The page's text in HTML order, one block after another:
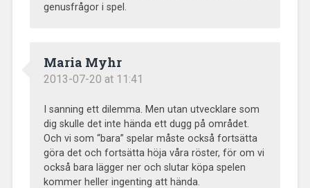
genusfrågor i spel.
Maria Myhr
2013-07-20 at 11:41
I sanning ett dilemma. Men utan utvecklare som
dig skulle det inte hända ett dugg på området.
Och vi som “bara” spelar måste också fortsätta
göra det och fortsätta höja våra röster, för om vi
också bara lägger ner och slutar köpa spelen
kommer heller ingenting att hända.